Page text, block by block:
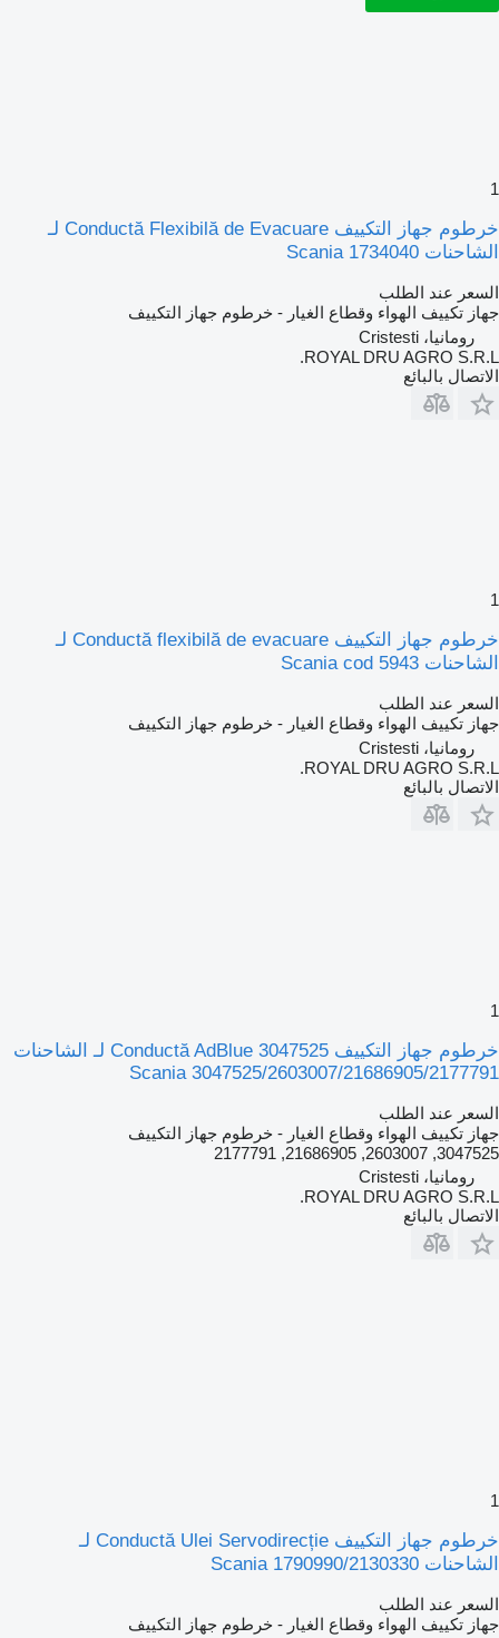
1
خرطوم جهاز التكييف Conductă Flexibilă de Evacuare لـ
الشاحنات Scania 1734040
السعر عند الطلب
جهاز تكييف الهواء وقطاع الغيار - خرطوم جهاز التكييف
رومانيا، Cristesti
ROYAL DRU AGRO S.R.L.
الاتصال بالبائع
1
خرطوم جهاز التكييف Conductă flexibilă de evacuare لـ
الشاحنات Scania cod 5943
السعر عند الطلب
جهاز تكييف الهواء وقطاع الغيار - خرطوم جهاز التكييف
رومانيا، Cristesti
ROYAL DRU AGRO S.R.L.
الاتصال بالبائع
1
خرطوم جهاز التكييف Conductă AdBlue 3047525 لـ الشاحنات
Scania 3047525/2603007/21686905/2177791
السعر عند الطلب
جهاز تكييف الهواء وقطاع الغيار - خرطوم جهاز التكييف
3047525, 2603007, 21686905, 2177791
رومانيا، Cristesti
ROYAL DRU AGRO S.R.L.
الاتصال بالبائع
1
خرطوم جهاز التكييف Conductă Ulei Servodirecție لـ
الشاحنات Scania 1790990/2130330
السعر عند الطلب
جهاز تكييف الهواء وقطاع الغيار - خرطوم جهاز التكييف